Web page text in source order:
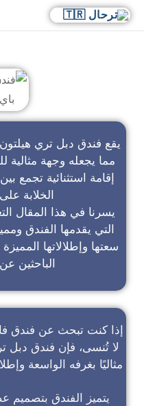
يقع فندق دبل تري
مما يجعله وجهة مثالية
إقامة استثنائية تجمع
الخلابة
يسرنا في هذا المقال
التي يقدمها الفندق
سعتها وإطلالاتها
الباحثين
إذا كنت تبحث عن فندق
لا تُنسى، فإن فندق دبل
مثاليًا بغرفه الواسعة
يتميز الفندق